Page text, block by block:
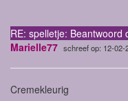
RE: spelletje: Beantwoord
Marielle77 schreef op: 12-02-
Cremekleurig